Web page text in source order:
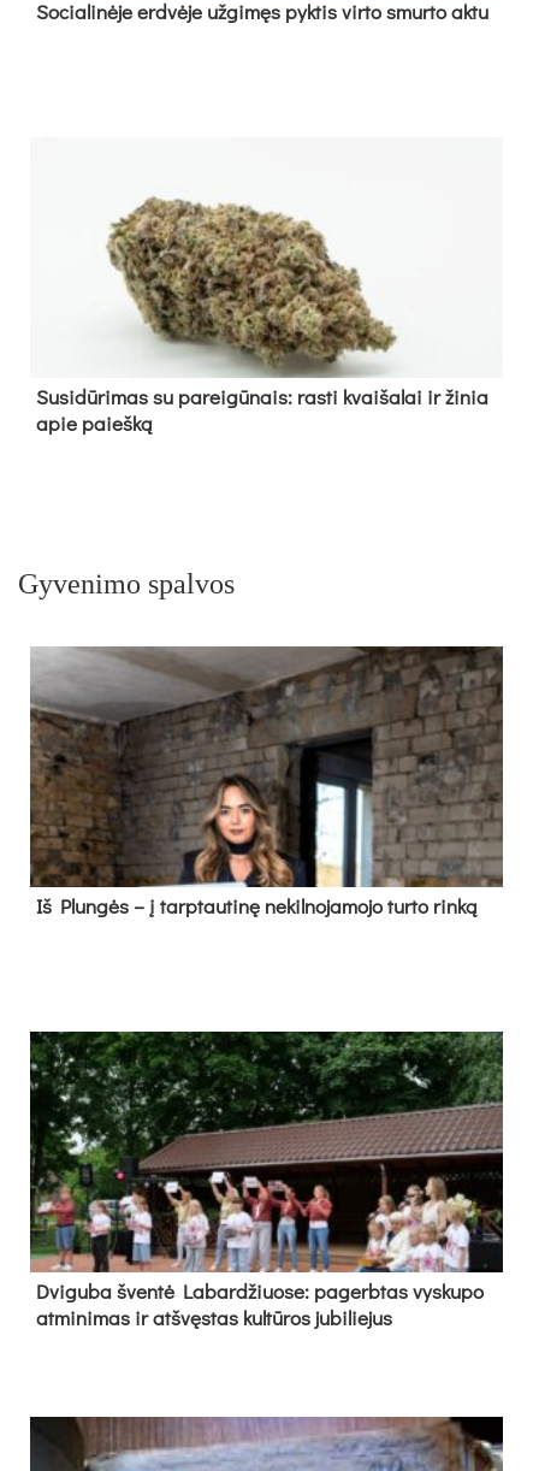
So­cia­li­nė­je erd­vė­je už­gi­męs pyk­tis vir­to smur­to ak­tu
Su­si­dū­ri­mas su pa­rei­gū­nais: ras­ti kvai­ša­lai ir ži­nia
apie paieš­ką
Gyvenimo spalvos
Iš Plungės – į tarptautinę nekilnojamojo turto rinką
Dvi­gu­ba šven­tė La­bar­džiuo­se: pa­gerb­tas vys­ku­po
at­mi­ni­mas ir at­švęs­tas kul­tū­ros ju­bi­lie­jus